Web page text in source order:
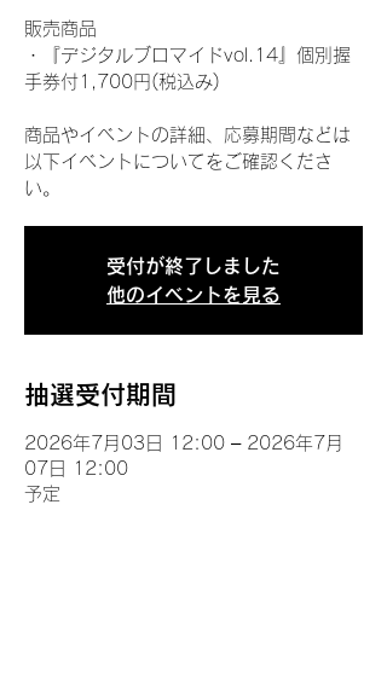
販売商品
・『デジタルブロマイドvol.14』個別握
手券付1,700円(税込み)
商品やイベントの詳細、応募期間などは
以下イベントについてをご確認くださ
い。
受付が終了しました
他のイベントを見る
抽選受付期間
2026年7月03日 12:00 – 2026年7月
07日 12:00
予定